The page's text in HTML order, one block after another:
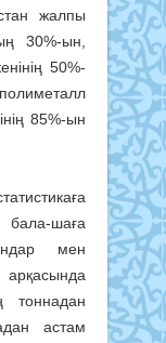
жалпы
30%-ын,
50%-
85%-ын
бала-шаға
мен
арқасында
тоннадан
астам